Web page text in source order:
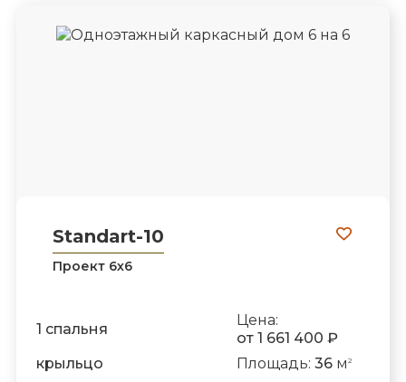
Standart-10
Проект 6х6
1 спальня
Цена:
от 1 661 400 ₽
крыльцо
Площадь: 36м 2